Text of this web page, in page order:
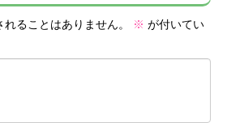
ることはありません。 ※ が付いてい